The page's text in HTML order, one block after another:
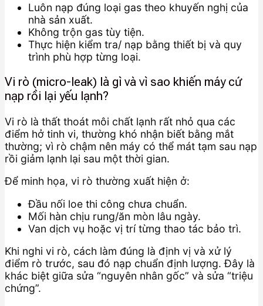
Luôn nạp đúng loại gas theo khuyến nghị của
nhà sản xuất.
Không trộn gas tùy tiện.
Thực hiện kiểm tra/ nạp bằng thiết bị và quy
trình phù hợp từng loại.
Vi rò (micro-leak) là gì và vì sao khiến máy cứ
nạp rồi lại yếu lạnh?
Vi rò là thất thoát môi chất lạnh rất nhỏ qua các
điểm hở tinh vi, thường khó nhận biết bằng mắt
thường; vì rò chậm nên máy có thể mát tạm sau nạp
rồi giảm lạnh lại sau một thời gian.
Để minh họa, vi rò thường xuất hiện ở:
Đầu nối loe thi công chưa chuẩn.
Mối hàn chịu rung/ăn mòn lâu ngày.
Van dịch vụ hoặc vị trí từng thao tác bảo trì.
Khi nghi vi rò, cách làm đúng là định vị và xử lý
điểm rò trước, sau đó nạp chuẩn định lượng. Đây là
khác biệt giữa sửa “nguyên nhân gốc” và sửa “triệu
chứng”.